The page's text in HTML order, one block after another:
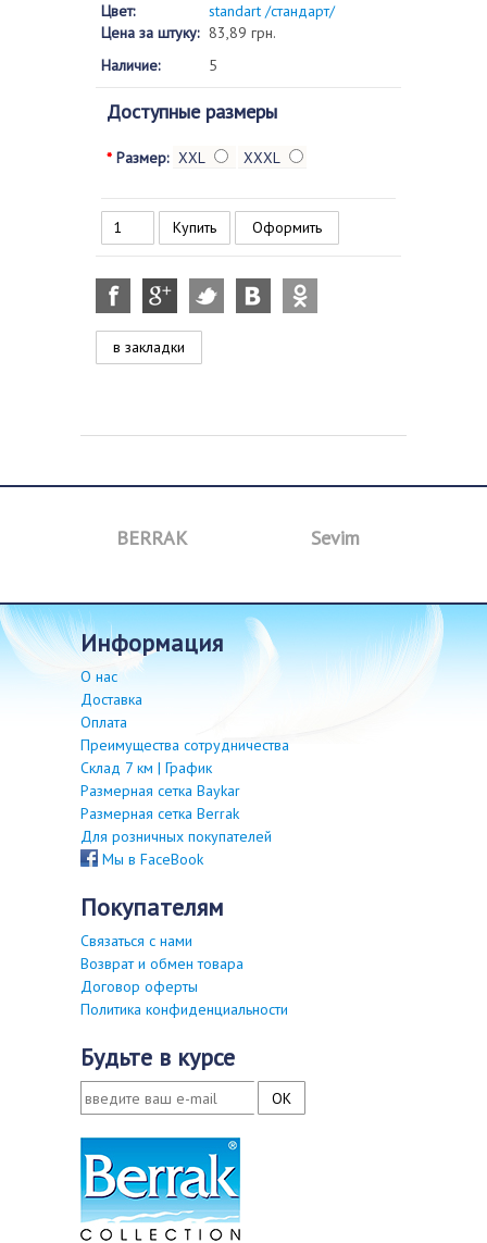
Цвет:
standart /стандарт/
Цена за штуку: 83,89 грн.
Наличие:
5
Доступные размеры
* Размер: XXL XXXL
Оформить
в закладки
BERRAK Sevim
информация
О нас
Доставка
Оплата
Преимущества сотрудничества
Склад 7 км | График
Размерная сетка Baykar
Размерная сетка Berrak
Для розничных покупателей
Мы в FaceBook
покупателям
Связаться с нами
Возврат и обмен товара
Договор оферты
Политика конфиденциальности
будьте в курсе